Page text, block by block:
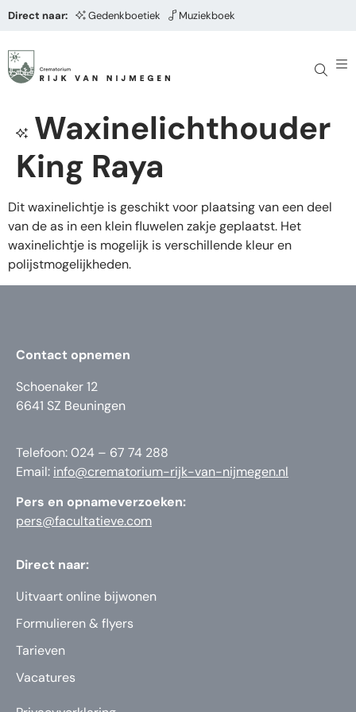
Direct naar: Gedenkboetiek Muziekboek
Waxinelichthouder
King Raya
Dit waxinelichtje is geschikt voor plaatsing van een deel
van de as in een klein fluwelen zakje geplaatst. Het
waxinelichtje is mogelijk is verschillende kleur en
polijstmogelijkheden.
Contact opnemen
Schoenaker 12
6641 SZ Beuningen
Telefoon: 024 – 67 74 288
Email: info@crematorium-rijk-van-nijmegen.nl
Pers en opnameverzoeken:
pers@facultatieve.com
Direct naar:
Uitvaart online bijwonen
Formulieren & flyers
Tarieven
Vacatures